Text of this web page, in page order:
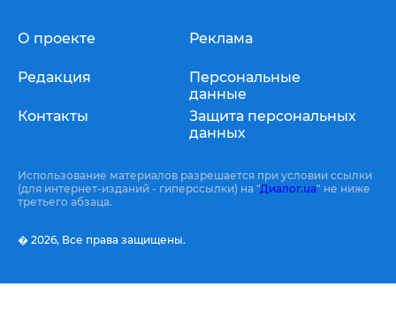
О проекте
Редакция
Контакты
Реклама
Персональные
данные
Защита персональных
данных
Использование материалов разрешается при условии ссылки
(для интернет-изданий - гиперссылки) на "Диалог.ua" не ниже
третьего абзаца.
� 2026, Все права защищены.